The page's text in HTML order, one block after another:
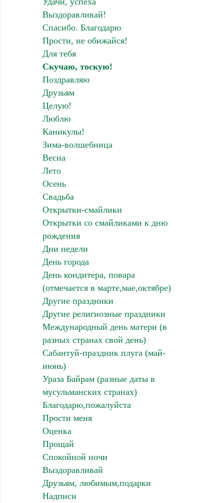
Выздоравливай!
Спасибо. Благодарю
Прости, не обижайся!
Для тебя
Скучаю, тоскую!
Поздравляю
Друзьям
Целую!
Люблю
Каникулы!
Зима-волшебница
Весна
Лето
Осень
Свадьба
Открытки-смайлики
Открытки со смайликами к дню
рождения
Дни недели
День города
День кондитера, повара
(отмечается в марте,мае,октябре)
Другие праздники
Другие религиозные праздники
Международный день матери (в
разных странах свой день)
Сабантуй-праздник плуга (май-
июнь)
Ураза Байрам (разные даты в
мусульманских странах)
Благодарю,пожалуйста
Прости меня
Оценка
Прощай
Спокойной ночи
Выздоравливай
Друзьям, любимым,подарки
Надписи